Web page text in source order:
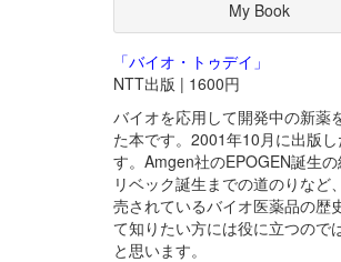
My Book
「バイオ・トゥデイ」
NTT出版 | 1600円
バイオを応用して開発中の新薬
た本です。2001年10月に出版
す。Amgen社のEPOGEN誕生
リベック誕生までの道のりなど
売されているバイオ医薬品の歴
て知りたい方には役に立つので
と思います。